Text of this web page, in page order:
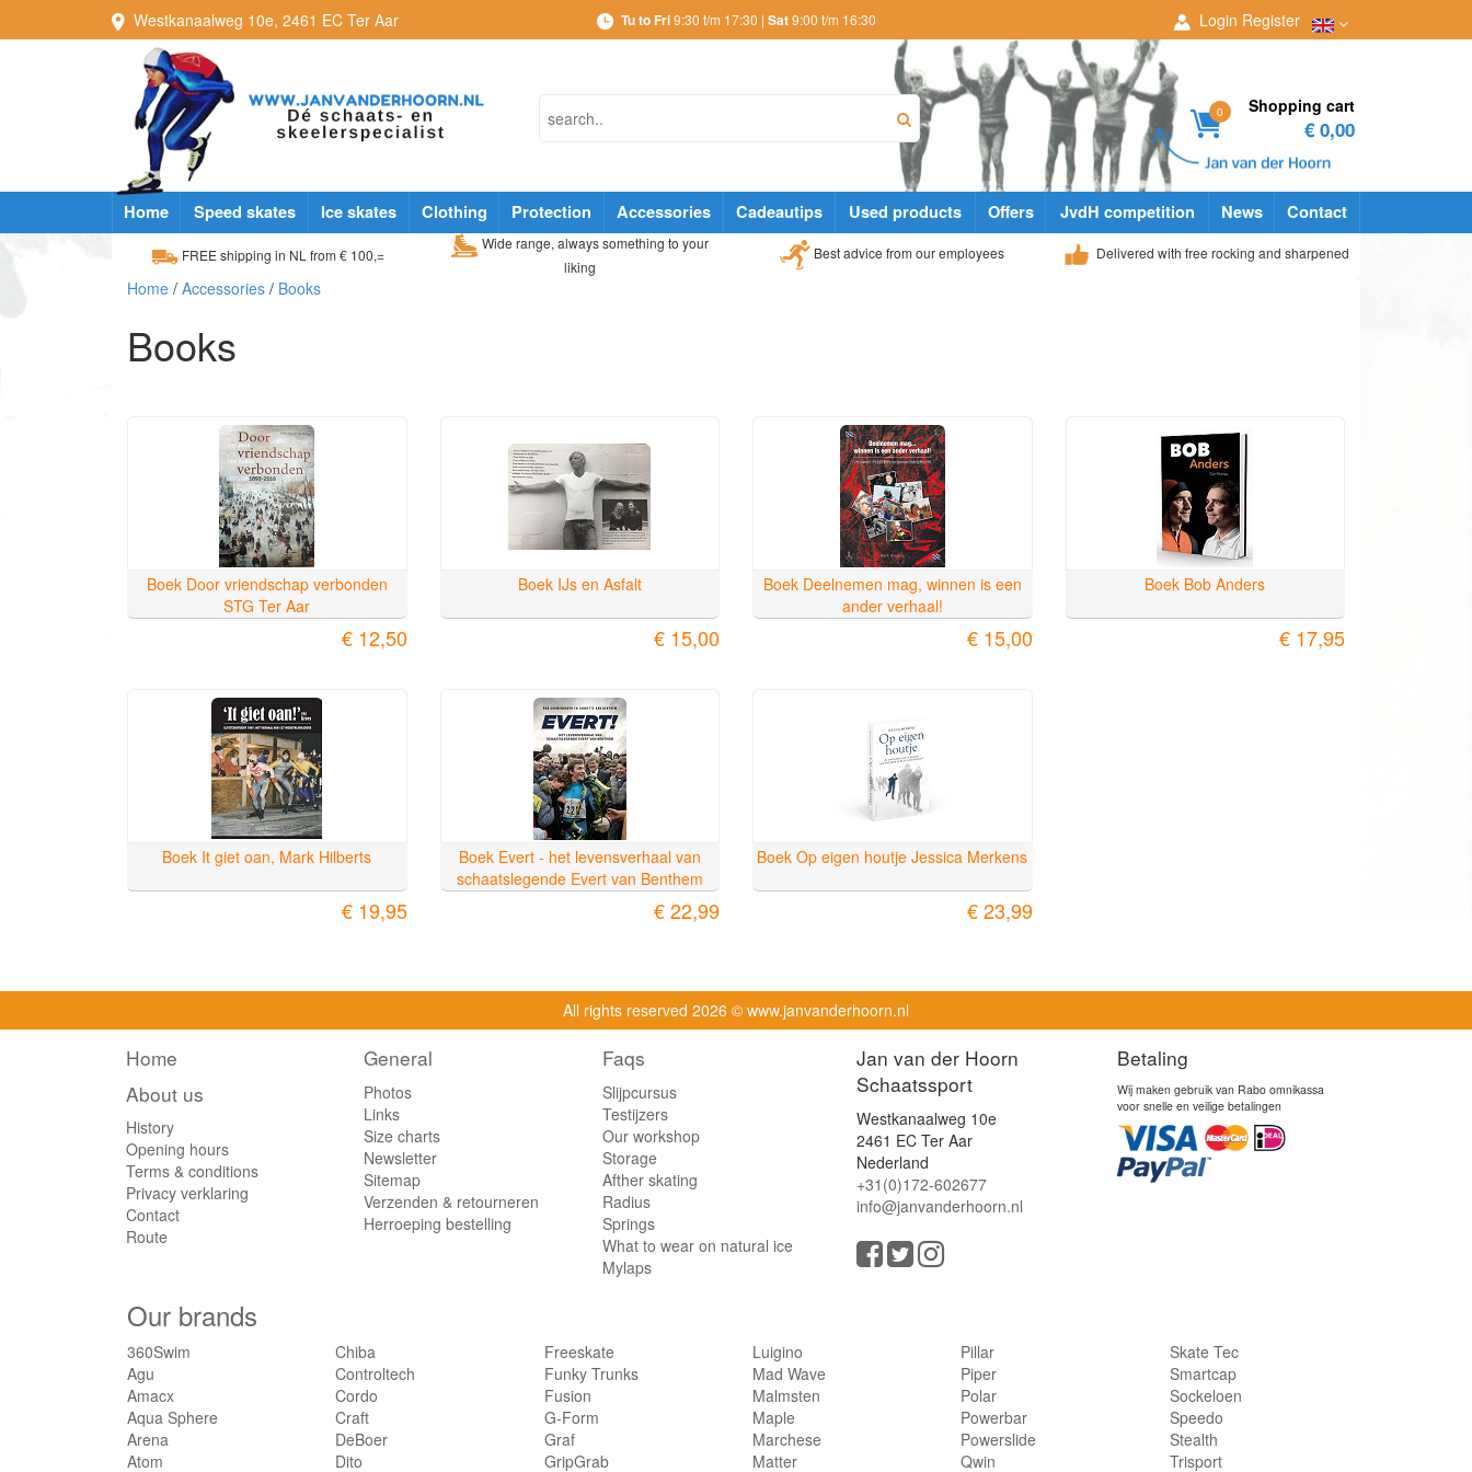
Westkanaalweg 10e, 2461 EC Ter Aar Tu to Fri9:30 t/m 17:30 | Sat9:00 t/m 16:30 Login Register
0 Shopping cart
€ 0,00
Home Speed skates Ice skates Clothing Protection Accessories Cadeautips Used products Offers JvdH competition News Contact
FREE shipping in NL from € 100,=
Wide range, always something to your
liking
Best advice from our employees Delivered with free rocking and sharpened
Home / Accessories / Books
Books
Boek Door vriendschap verbonden
STG Ter Aar
€ 12,50
Boek IJs en Asfalt
€ 15,00
Boek Deelnemen mag, winnen is een
ander verhaal!
€ 15,00
Boek Bob Anders
€ 17,95
Boek It giet oan, Mark Hilberts
€ 19,95
Boek Evert - het levensverhaal van
schaatslegende Evert van Benthem
€ 22,99
Boek Op eigen houtje Jessica Merkens
€ 23,99
All rights reserved 2026 © www.janvanderhoorn.nl
Home
About us
History
Opening hours
Terms & conditions
Privacy verklaring
Contact
Route
General
Photos
Links
Size charts
Newsletter
Sitemap
Verzenden & retourneren
Herroeping bestelling
Faqs
Slijpcursus
Testijzers
Our workshop
Storage
Afther skating
Radius
Springs
What to wear on natural ice
Mylaps
Jan van der Hoorn
Schaatssport
Westkanaalweg 10e
2461 EC Ter Aar
Nederland
+31(0)172-602677
info@janvanderhoorn.nl
Betaling
Wij maken gebruik van Rabo omnikassa
voor snelle en veilige betalingen
Our brands
360Swim
Agu
Amacx
Aqua Sphere
Arena
Atom
Chiba
Controltech
Cordo
Craft
DeBoer
Dito
Freeskate
Funky Trunks
Fusion
G-Form
Graf
GripGrab
Luigino
Mad Wave
Malmsten
Maple
Marchese
Matter
Pillar
Piper
Polar
Powerbar
Powerslide
Qwin
Skate Tec
Smartcap
Sockeloen
Speedo
Stealth
Trisport